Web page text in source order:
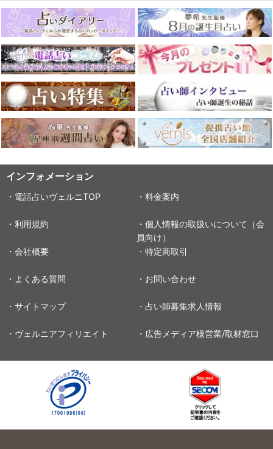
インフォメーション
・電話占いヴェルニTOP ・料金案内
・利用規約
・個人情報の取扱いについて（会
員向け）
・会社概要
・特定商取引
・よくある質問 ・お問い合わせ
・サイトマップ ・占い師募集求人情報
・ヴェルニアフィリエイト ・広告メディア様営業/取材窓口